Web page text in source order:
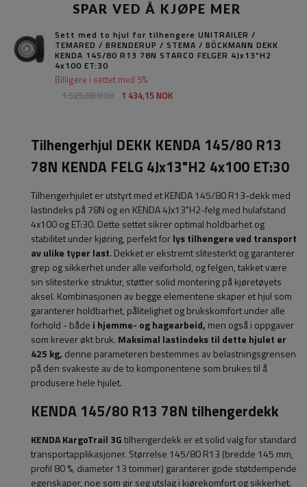
SPAR VED Å KJØPE MER
Sett med to hjul for tilhengere UNITRAILER /
TEMARED / BRENDERUP / STEMA / BÖCKMANN DEKK
KENDA 145/80 R13 78N STARCO FELGER 4Jx13"H2
4x100 ET:30
1 525,68 NOK 1 434,15 NOK
Billigere i settet med 5%
Tilhengerhjul DEKK KENDA 145/80 R13
78N KENDA FELG 4Jx13"H2 4x100 ET:30
Tilhengerhjulet er utstyrt med et KENDA 145/80 R13-dekk med
lastindeks på 78N og en KENDA 4Jx13"H2-felg med hulafstand
4x100 og ET:30. Dette settet sikrer optimal holdbarhet og
stabilitet under kjøring, perfekt forlys tilhengere ved transport
av ulike typer last. Dekket er ekstremtslitesterkt og garanterer
grep og sikkerhetunder alle veiforhold, og felgen, takket være
sin slitesterke struktur, støtter solid montering på kjøretøyets
aksel. Kombinasjonen av begge elementene skaper et hjul som
garanterer holdbarhet, pålitelighet og brukskomfort under alle
forhold - både i hjemme- og hagearbeid, men også i oppgaver
som krever økt bruk. Maksimal lastindeks til dette hjulet er
425 kg, denne parameteren bestemmes av belastningsgrensen
på den svakeste av de to komponentene som brukes til å
produsere hele hjulet.
KENDA 145/80 R13 78N tilhengerdekk
KENDA KargoTrail 3Gtilhengerdekk er et solid valg for standard
transportapplikasjoner. Størrelse 145/80 R13 (bredde 145 mm,
profil 80 %, diameter 13 tommer) garanterer gode støtdempende
egenskaper, noe som gir seg utslag i kjørekomfort og sikkerhet.